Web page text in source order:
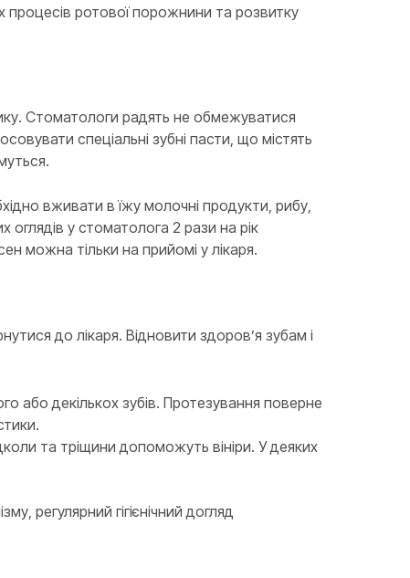
процесів ротової порожнини та розвитку
Стоматологи радять не обмежуватися
спеціальні зубні пасти, що містять
вживати в їжу молочні продукти, рибу,
у стоматолога 2 рази на рік
можна тільки на прийомі у лікаря.
до лікаря. Відновити здоров’я зубам і
або декількох зубів. Протезування поверне
та тріщини допоможуть вініри. У деяких
регулярний гігієнічний догляд